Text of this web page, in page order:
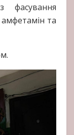
фасування
амфетамін та